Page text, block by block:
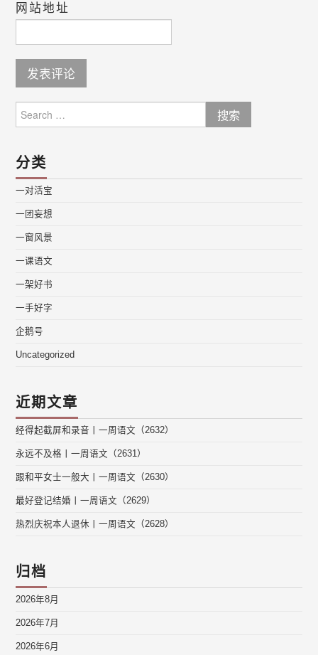
网站地址
for:
分类
一对活宝
一团妄想
一窗风景
一课语文
一架好书
一手好字
企鹅号
Uncategorized
近期文章
经得起截屏和录音丨一周语文（2632）
永远不及格丨一周语文（2631）
跟和平女士一般大丨一周语文（2630）
最好登记结婚丨一周语文（2629）
热烈庆祝本人退休丨一周语文（2628）
归档
2026年8月
2026年7月
2026年6月